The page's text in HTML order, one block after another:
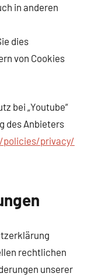
in anderen
dies
von Cookies
bei „Youtube“
des Anbieters
privacy/
rechtlichen
unserer